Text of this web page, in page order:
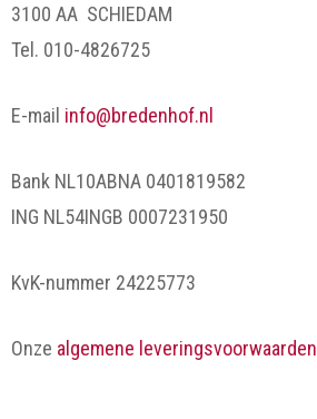
3100 AA SCHIEDAM
Tel. 010-4826725
E-mail info@bredenhof.nl
Bank NL10ABNA 0401819582
ING NL54INGB 0007231950
KvK-nummer 24225773
Onze algemene leveringsvoorwaarden